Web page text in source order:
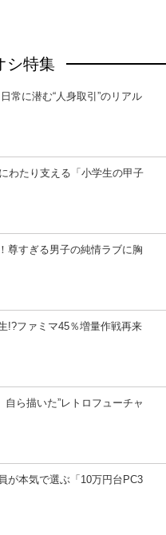
シ特集
常に潜む“人身取引”のリアル
わたり支える「小学生の甲子
尊すぎる男子の純情ラブに胸
!?ファミマ45％増量作戦再来
ら描いた”レトロフューチャ
が本気で選ぶ「10万円台PC3